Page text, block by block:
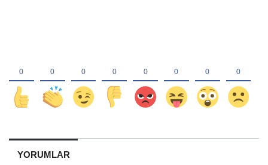
YORUMLAR